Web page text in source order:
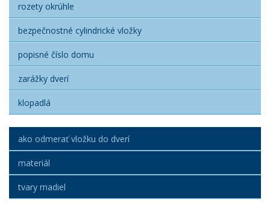
rozety okrúhle
bezpečnostné cylindrické vložky
popisné číslo domu
zarážky dverí
klopadlá
ako odmerať vložku do dverí
materiál
tvary madiel